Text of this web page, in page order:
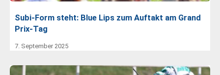
Subi-Form steht: Blue Lips zum Auftakt am Grand
Prix-Tag
7. September 2025